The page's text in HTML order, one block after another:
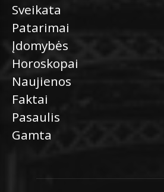
Sveikata
Patarimai
Įdomybės
Horoskopai
Naujienos
Faktai
Pasaulis
Gamta